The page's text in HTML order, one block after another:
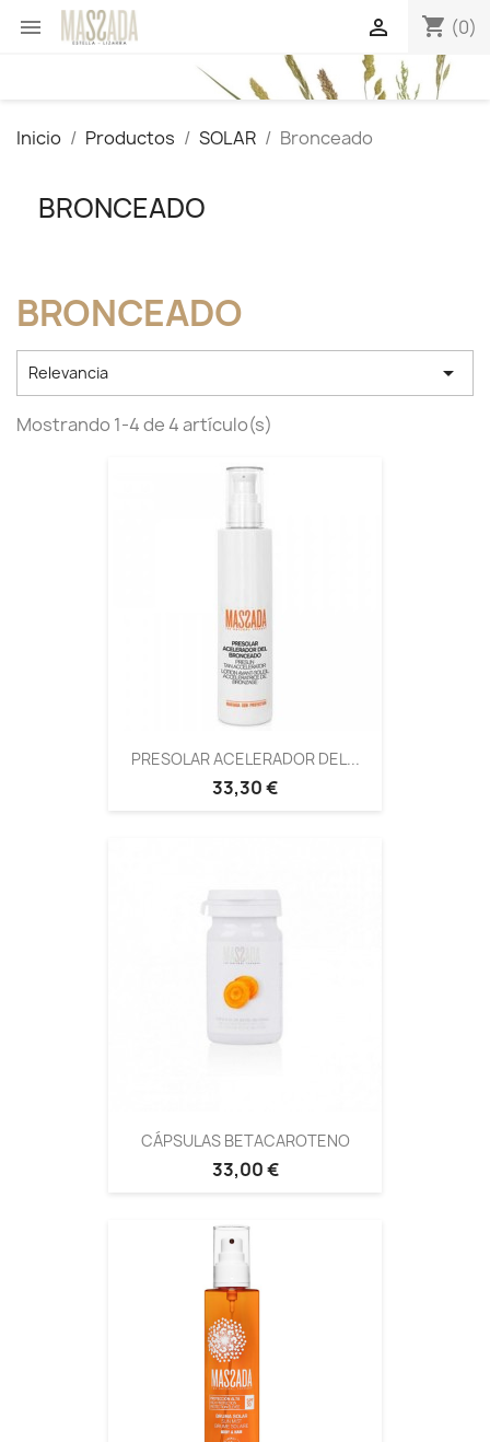
 shopping_cart (0)

Inicio Productos SOLAR Bronceado
BRONCEADO
BRONCEADO
Relevancia 
Mostrando 1-4 de 4 artículo(s)
PRESOLAR ACELERADOR DEL...
33,30 €
CÁPSULAS BETACAROTENO
33,00 €